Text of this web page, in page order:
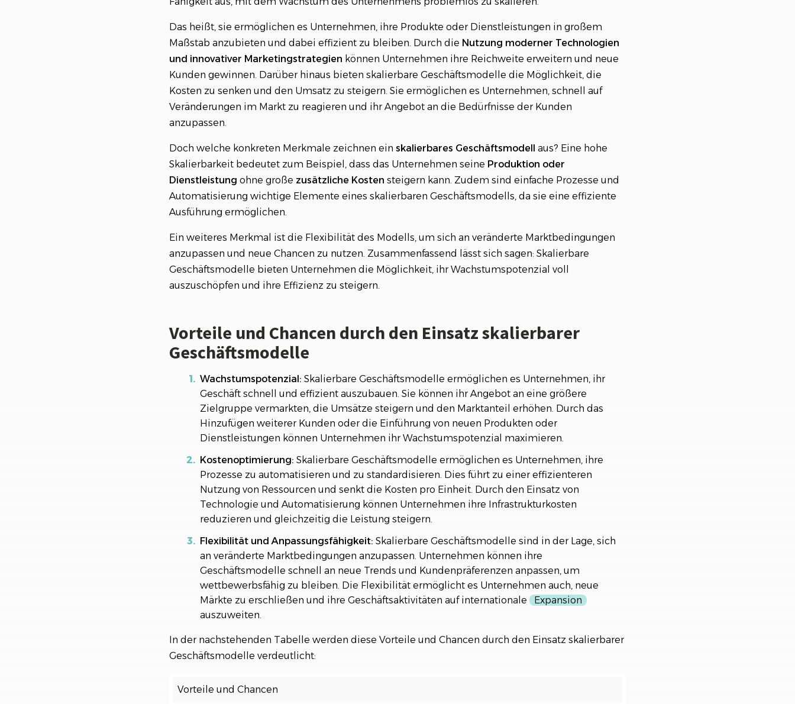
Das heißt, sie ermöglichen es Unternehmen, ihre Produkte oder Dienstleistungen in großem
Maßstab anzubieten und dabei effizient zu bleiben. Durch die Nutzung moderner Technologien
und innovativer Marketingstrategien können Unternehmen ihre Reichweite erweitern und neue
Kunden gewinnen. Darüber hinaus bieten skalierbare Geschäftsmodelle die Möglichkeit, die
Kosten zu senken und den Umsatz zu steigern. Sie ermöglichen es Unternehmen, schnell auf
Veränderungen im Markt zu reagieren und ihr Angebot an die Bedürfnisse der Kunden
anzupassen.
Doch welche konkreten Merkmale zeichnen ein skalierbares Geschäftsmodell aus? Eine hohe
Skalierbarkeit bedeutet zum Beispiel, dass das Unternehmen seine Produktion oder
Dienstleistung ohne große zusätzliche Kosten steigern kann. Zudem sind einfache Prozesse und
Automatisierung wichtige Elemente eines skalierbaren Geschäftsmodells, da sie eine effiziente
Ausführung ermöglichen.
Ein weiteres Merkmal ist die Flexibilität des Modells, um sich an veränderte Marktbedingungen
anzupassen und neue Chancen zu nutzen. Zusammenfassend lässt sich sagen: Skalierbare
Geschäftsmodelle bieten Unternehmen die Möglichkeit, ihr Wachstumspotenzial voll
auszuschöpfen und ihre Effizienz zu steigern.
Vorteile und Chancen durch den Einsatz skalierbarer
Geschäftsmodelle
Wachstumspotenzial: Skalierbare Geschäftsmodelle ermöglichen es Unternehmen, ihr
Geschäft schnell und effizient auszubauen. Sie können ihr Angebot an eine größere
Zielgruppe vermarkten, die Umsätze steigern und den Marktanteil erhöhen. Durch das
Hinzufügen weiterer Kunden oder die Einführung von neuen Produkten oder
Dienstleistungen können Unternehmen ihr Wachstumspotenzial maximieren.
Kostenoptimierung: Skalierbare Geschäftsmodelle ermöglichen es Unternehmen, ihre
Prozesse zu automatisieren und zu standardisieren. Dies führt zu einer effizienteren
Nutzung von Ressourcen und senkt die Kosten pro Einheit. Durch den Einsatz von
Technologie und Automatisierung können Unternehmen ihre Infrastrukturkosten
reduzieren und gleichzeitig die Leistung steigern.
Flexibilität und Anpassungsfähigkeit: Skalierbare Geschäftsmodelle sind in der Lage, sich
an veränderte Marktbedingungen anzupassen. Unternehmen können ihre
Geschäftsmodelle schnell an neue Trends und Kundenpräferenzen anpassen, um
wettbewerbsfähig zu bleiben. Die Flexibilität ermöglicht es Unternehmen auch, neue
Märkte zu erschließen und ihre Geschäftsaktivitäten auf internationale
Expansion
auszuweiten.
In der nachstehenden Tabelle werden diese Vorteile und Chancen durch den Einsatz skalierbarer
Geschäftsmodelle verdeutlicht:
Vorteile und Chancen